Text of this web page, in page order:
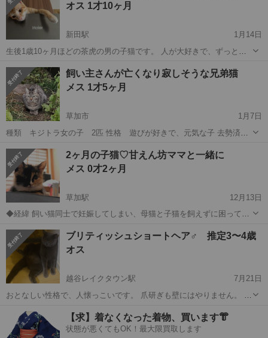
ついては要相談
オス 1才10ヶ月
新田駅
1月14日
生後1歳10ヶ月ほどの茶虎の男の子猫です。 人が大好きで、ずっと膝
くれる可愛い男の子です。 たくさんの愛情を注いであげていただける
方大歓迎です。 食...
埼玉 草加市 新田駅 猫 甘えん坊
飼い主さんが亡くなり寂しそうな兄弟猫
メス 1才5ヶ月
草加市
1月7日
種類 キジトラ女の子 2匹 性格 遊びが好きで、元気な子 去勢済み
食欲旺盛 近所の飼い主の1人暮らしの方が亡くなり、家の扉が以前は
開...
埼玉 草加市 猫 性格
2ヶ月の子猫♡甘えん坊ママと一緒に
メス 0才2ヶ月
草加駅
12月13日
◆経緯 飼い猫同士で妊娠してしまい、母猫と子猫を飼えずに困ってい
と過ごしてほしいと思い、里親様を探しております。 子猫のミケちゃ
ん（サビ？）(写真1〜3枚目) ...
埼玉 草加市 草加駅 ワクチン
ブリティッシュショートヘア♂ 推定3〜4歳
オス
越谷レイクタウン駅
7月21日
おとなしい性格で、人懐っこいです。 爪研ぎも壁にはやりません。 ご
月に里親として譲り受けましたが、 子どもにアレルギーが見つかり、
優しい里親さ...
埼玉 越谷レイクタウン駅
ブリティッシュショートヘア
【求】着なくなった着物、買います👘
状態が悪くてもOK！最大限買取します